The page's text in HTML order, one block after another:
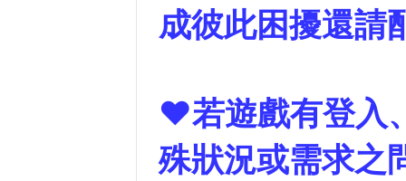
成彼此困擾還請
❤若遊戲有登入
殊狀況或需求之